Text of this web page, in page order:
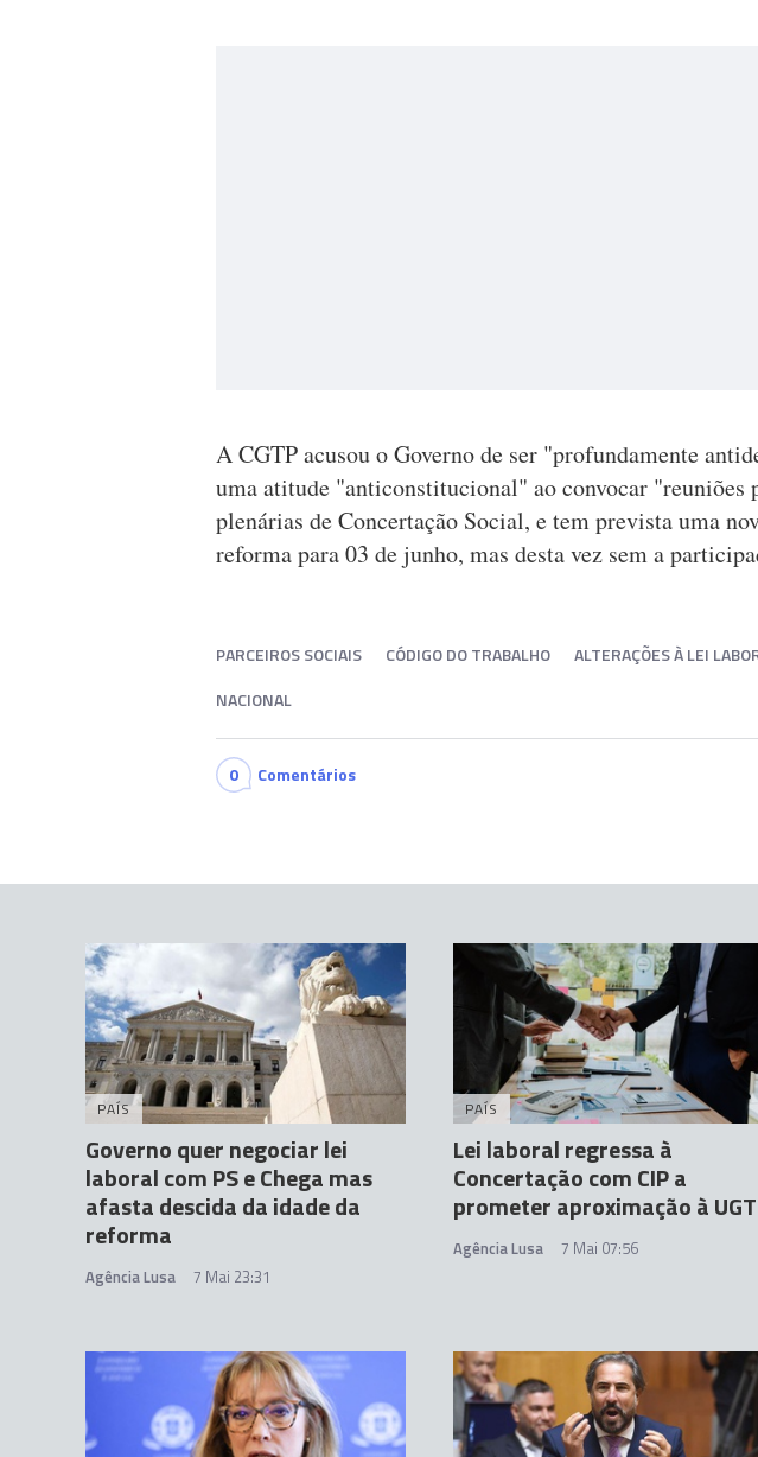
A CGTP acusou o Governo de ser "profundamente
uma atitude "anticonstitucional" ao convocar "reuniões
plenárias de Concertação Social, e tem prevista uma
reforma para 03 de junho, mas desta vez sem a
PARCEIROS SOCIAIS CÓDIGO DO TRABALHO ALTERAÇÕES À LEI
NACIONAL
0 Comentários
PAÍS
Governo quer negociar lei
laboral com PS e Chega mas
afasta descida da idade da
reforma
Agência Lusa 7 Mai 23:31
PAÍS
Lei laboral regressa à
Concertação com CIP a
prometer aproximação à UGT
Agência Lusa 7 Mai 07:56